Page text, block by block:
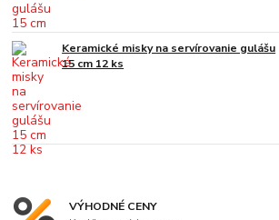
Keramické misky na servírovanie gulášu
15 cm 12 ks
VÝHODNÉ CENY